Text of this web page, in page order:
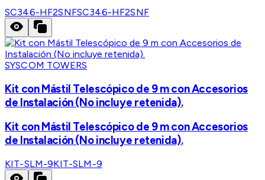
SC346-HF2SNFSC346-HF2SNF
SYSCOM TOWERS
Kit con Mástil Telescópico de 9 m con Accesorios
de Instalación (No incluye retenida).
Kit con Mástil Telescópico de 9 m con Accesorios
de Instalación (No incluye retenida).
KIT-SLM-9KIT-SLM-9